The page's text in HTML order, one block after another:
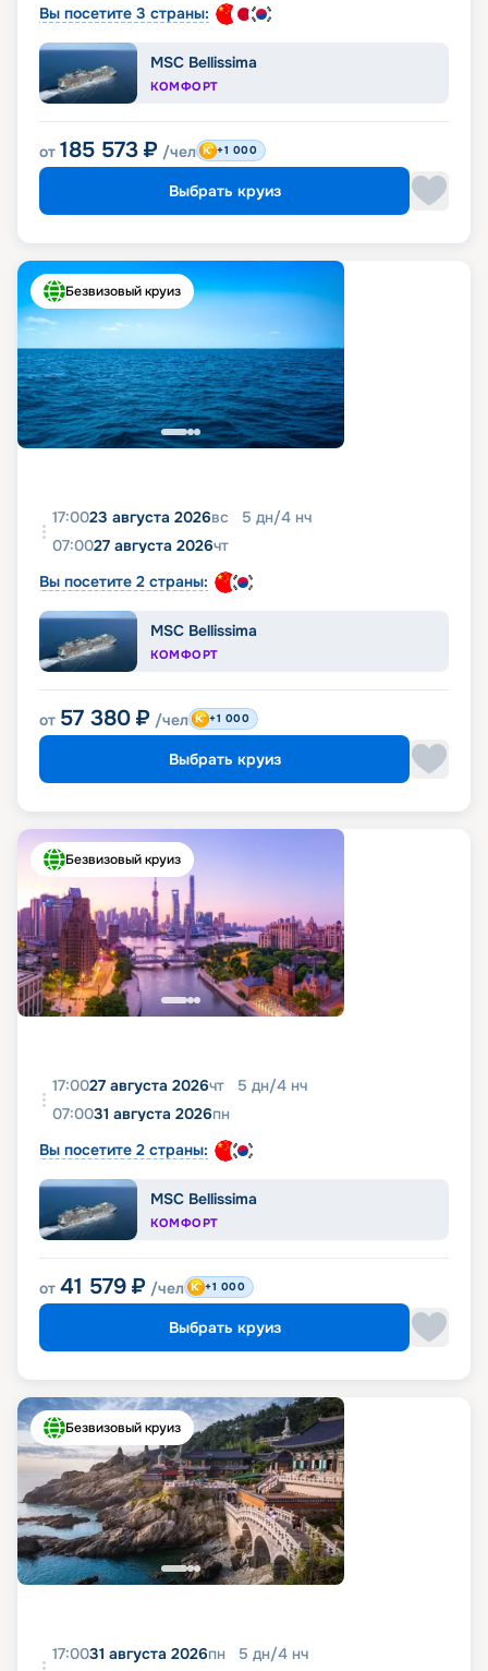
Вы посетите 3 страны:
MSC Bellissima
КОМФОРТ
от 185 573 ₽ /чел +1 000
Выбрать круиз
Безвизовый круиз
17:0023 августа 2026вс 5 дн/4 нч
07:0027 августа 2026чт
Вы посетите 2 страны:
MSC Bellissima
КОМФОРТ
от 57 380 ₽ /чел +1 000
Выбрать круиз
Безвизовый круиз
17:0027 августа 2026чт 5 дн/4 нч
07:0031 августа 2026пн
Вы посетите 2 страны:
MSC Bellissima
КОМФОРТ
от 41 579 ₽ /чел +1 000
Выбрать круиз
Безвизовый круиз
17:0031 августа 2026пн 5 дн/4 нч